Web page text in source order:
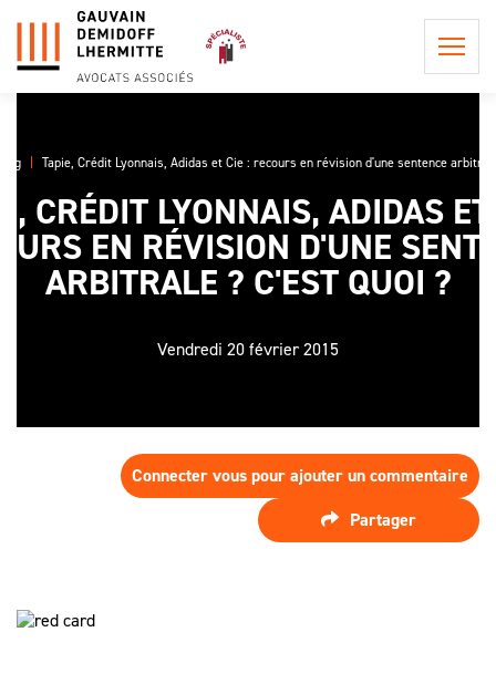
Tapie, Crédit Lyonnais, Adidas et Cie : recours en révision d'une sentence
CRÉDIT LYONNAIS, ADIDAS
EN RÉVISION D'UNE
ARBITRALE ? C'EST QUOI ?
Vendredi 20 février 2015
Connecter vous pour ajouter un commentaire
Partager
QUI
SOMMES-
NOUS ?
POSTULATION ET
REPRÉSENTATION
PRÉCONTRACTUELLE
POSTULATION ET DE
REPRÉSENTATION
DÉMARCHES
EN APPEL,